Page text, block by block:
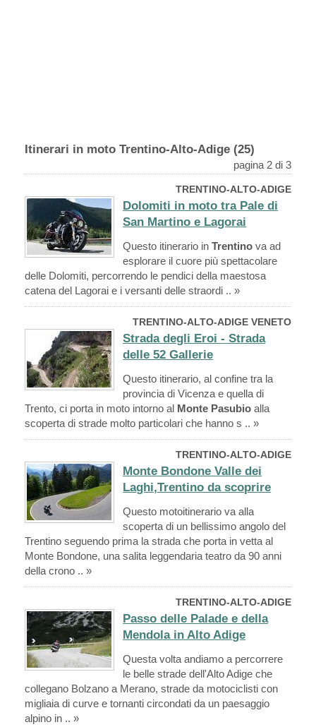
Itinerari in moto Trentino-Alto-Adige (25)
pagina 2 di 3
TRENTINO-ALTO-ADIGE
Dolomiti in moto tra Pale di
San Martino e Lagorai
Questo itinerario inTrentino va ad
esplorare il cuore più spettacolare
delle Dolomiti, percorrendo le pendici della maestosa
catena del Lagorai e i versanti delle straordi .. »
TRENTINO-ALTO-ADIGE VENETO
Strada degli Eroi - Strada
delle 52 Gallerie
Questo itinerario, al confine tra la
provincia di Vicenza e quella di
Trento, ci porta in moto intorno al Monte Pasubioalla
scoperta di strade molto particolari che hanno s .. »
TRENTINO-ALTO-ADIGE
Monte Bondone Valle dei
Laghi,Trentino da scoprire
Questo motoitinerario va alla
scoperta di un bellissimo angolo del
Trentino seguendo prima la strada che porta in vetta al
Monte Bondone, una salita leggendaria teatro da 90 anni
della crono .. »
TRENTINO-ALTO-ADIGE
Passo delle Palade e della
Mendola in Alto Adige
Questa volta andiamo a percorrere
le belle strade dell'Alto Adige che
collegano Bolzano a Merano, strade da motociclisti con
migliaia di curve e tornanti circondati da un paesaggio
alpino in .. »